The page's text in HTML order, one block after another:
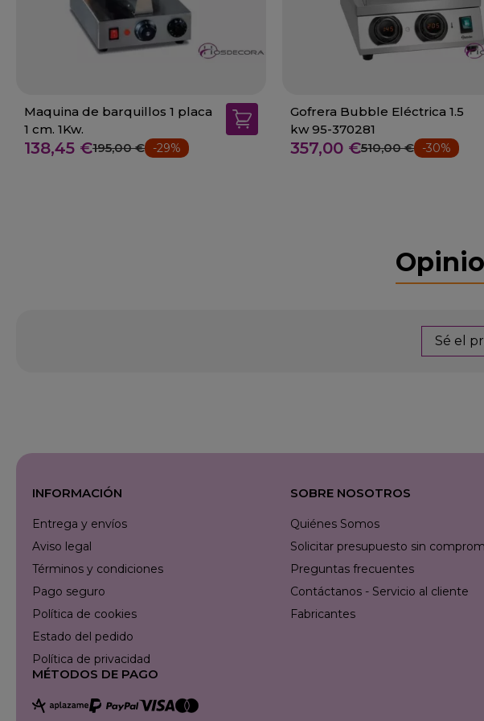
Maquina de barquillos 1 placa
1 cm. 1Kw.
138,45 €195,00 € -29%
Gofrera Bubble Eléctrica 1.5
kw 95-370281
357,00 €510,00 € -30%
Sé el
INFORMACIÓN
Entrega y envíos
Aviso legal
Términos y condiciones
Pago seguro
Política de cookies
Estado del pedido
Política de privacidad
SOBRE NOSOTROS
Quiénes Somos
Solicitar presupuesto sin
Preguntas frecuentes
Contáctanos - Servicio al cliente
Fabricantes
MÉTODOS DE PAGO